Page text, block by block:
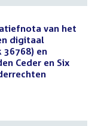
van het
digitaal
en
Ceder en Six